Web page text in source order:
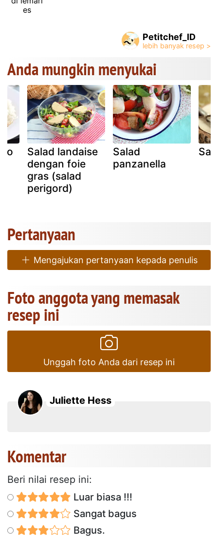
es
Petitchef_ID
Anda mungkin menyukai
Salad landaise
dengan foie
gras (salad
perigord)
Salad
panzanella
Pertanyaan
Mengajukan pertanyaan kepada penulis
Foto anggota yang memasak
resep ini
Unggah foto Anda dari resep ini
Juliette Hess
Komentar
Beri nilai resep ini:
Luar biasa !!!
Sangat bagus
Bagus.